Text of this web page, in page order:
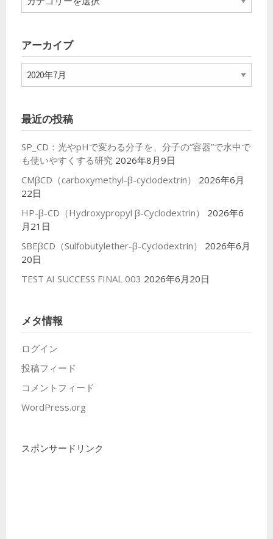
テ
ー
アーカイブ
ア
ー
ブ
最近の投稿
SP_CD：光やpHで変わる分子を、分子の“容器”で水中で
も使いやすくする研究 2026年8月9日
CMβCD（carboxymethyl-β-cyclodextrin）
2026年6月
22日
HP-β-CD（Hydroxypropyl β-Cyclodextrin）
2026年6
月21日
SBEβCD（Sulfobutylether-β-Cyclodextrin）
2026年6月
20日
TEST AI SUCCESS FINAL 003 2026年6月20日
メタ情報
ログイン
投稿フィード
コメントフィード
WordPress.org
スポンサードリンク